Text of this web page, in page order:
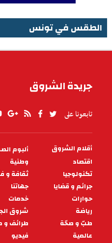
الطقس في تونس
جريدة الشروق
تابعونا على
PIED
DE
PAGE
أقلام الشروق
ألبوم
اقتصاد
وطنية
تكنولوجيا
ثقافة و
جرائم و قضايا
جهاتنا
حوارات
خدمات
رياضة
شروق
طبّ و صحّة
طرائف و
عالمية
فيديو